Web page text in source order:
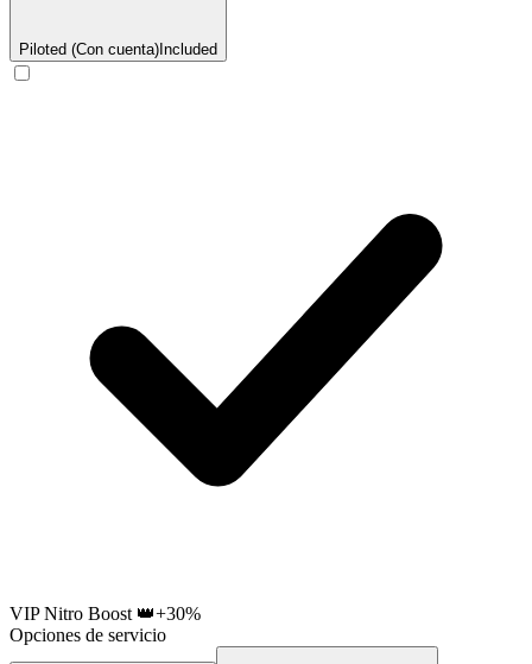
Piloted (Con cuenta) Included
VIP Nitro Boost 👑+30%
Opciones de servicio